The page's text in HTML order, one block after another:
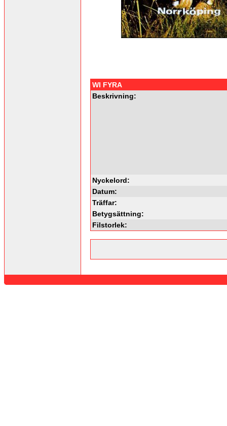
WI FYRA
Beskrivning:
Nyckelord:
Datum:
Träffar:
Betygsättning:
Filstorlek: